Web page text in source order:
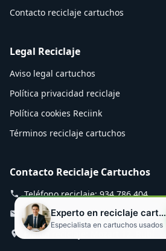
Experto en reciclaje cartuchos
Especialista en cartuchos usados
Contacto reciclaje cartuchos
Legal Reciclaje
Aviso legal cartuchos
Política privacidad reciclaje
Política cookies Reciink
Términos reciclaje cartuchos
Contacto Reciclaje Cartuchos
Teléfono reciclaje: 934 786 404
Email cartuchos: info@reciink.com
Planta reciclaje: Mozart 12, Rubí